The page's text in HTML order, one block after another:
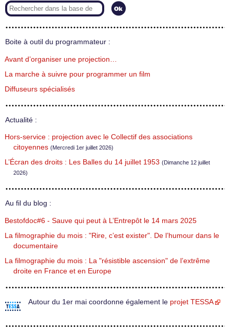
Boite à outil du programmateur :
Avant d’organiser une projection…
La marche à suivre pour programmer un film
Diffuseurs spécialisés
Actualité :
Hors-service : projection avec le Collectif des associations
citoyennes (Mercredi 1er juillet 2026)
L’Écran des droits : Les Balles du 14 juillet 1953 (Dimanche 12 juillet
2026)
Au fil du blog :
Bestofdoc#6 - Sauve qui peut à L’Entrepôt le 14 mars 2025
La filmographie du mois : "Rire, c’est exister". De l’humour dans le
documentaire
La filmographie du mois : La "résistible ascension" de l’extrême
droite en France et en Europe
Autour du 1er mai coordonne également le projet TESSA